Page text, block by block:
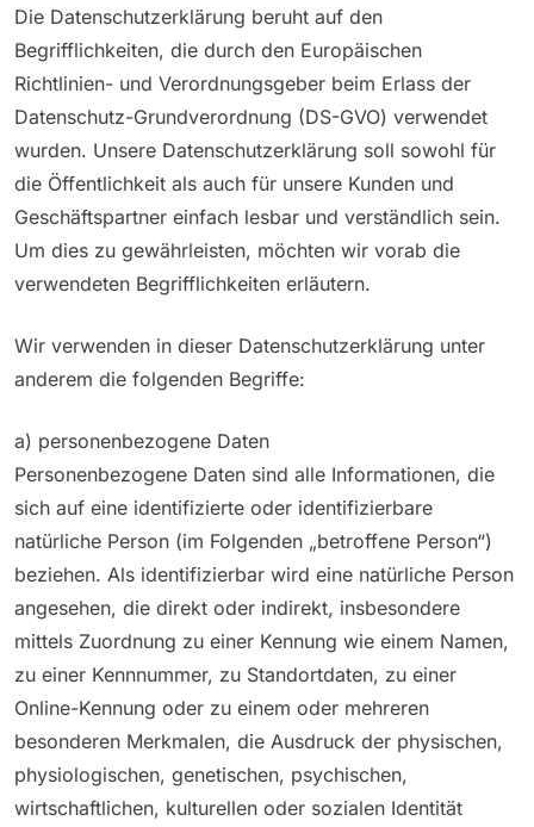
Die Datenschutzerklärung beruht auf den
Begrifflichkeiten, die durch den Europäischen
Richtlinien- und Verordnungsgeber beim Erlass der
Datenschutz-Grundverordnung (DS-GVO) verwendet
wurden. Unsere Datenschutzerklärung soll sowohl für
die Öffentlichkeit als auch für unsere Kunden und
Geschäftspartner einfach lesbar und verständlich sein.
Um dies zu gewährleisten, möchten wir vorab die
verwendeten Begrifflichkeiten erläutern.
Wir verwenden in dieser Datenschutzerklärung unter
anderem die folgenden Begriffe:
a) personenbezogene Daten
Personenbezogene Daten sind alle Informationen, die
sich auf eine identifizierte oder identifizierbare
natürliche Person (im Folgenden „betroffene Person“)
beziehen. Als identifizierbar wird eine natürliche Person
angesehen, die direkt oder indirekt, insbesondere
mittels Zuordnung zu einer Kennung wie einem Namen,
zu einer Kennnummer, zu Standortdaten, zu einer
Online-Kennung oder zu einem oder mehreren
besonderen Merkmalen, die Ausdruck der physischen,
physiologischen, genetischen, psychischen,
wirtschaftlichen, kulturellen oder sozialen Identität